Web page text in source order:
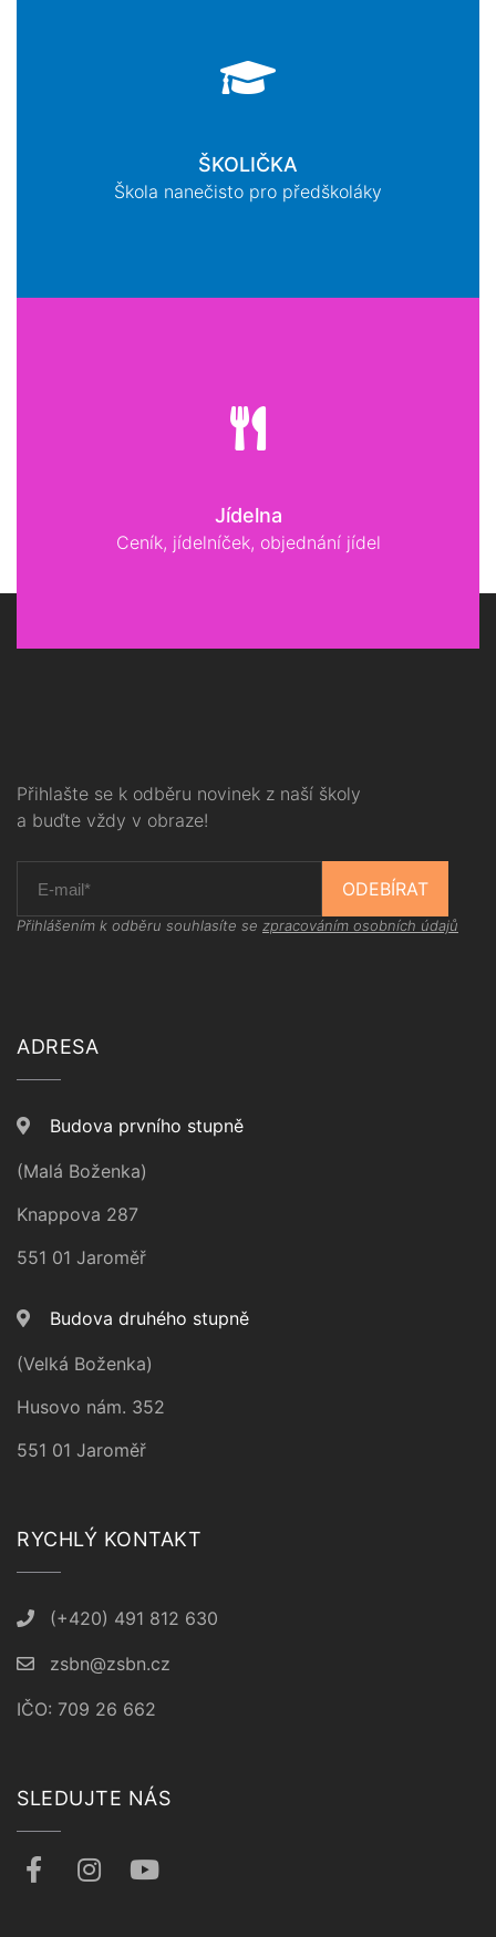
ŠKOLIČKA
Škola nanečisto pro předškoláky
Jídelna
Ceník, jídelníček, objednání jídel
Přihlašte se k odběru novinek z naší školy
a buďte vždy v obraze!
ODEBÍRAT
Přihlášením k odběru souhlasíte se zpracováním osobních údajů
ADRESA
Budova prvního stupně
(Malá Boženka)
Knappova 287
551 01 Jaroměř
Budova druhého stupně
(Velká Boženka)
Husovo nám. 352
551 01 Jaroměř
RYCHLÝ KONTAKT
(+420) 491 812 630
zsbn@zsbn.cz
IČO: 709 26 662
SLEDUJTE NÁS